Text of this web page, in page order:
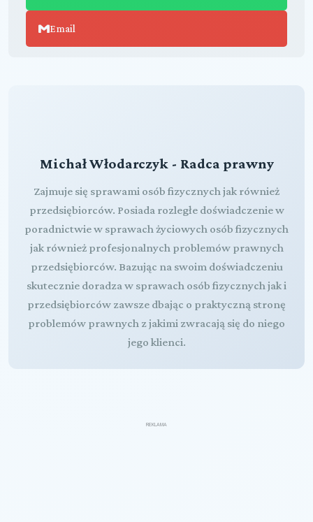
Email
Michał Włodarczyk - Radca prawny
Zajmuje się sprawami osób fizycznych jak również
przedsiębiorców. Posiada rozległe doświadczenie w
poradnictwie w sprawach życiowych osób fizycznych
jak również profesjonalnych problemów prawnych
przedsiębiorców. Bazując na swoim doświadczeniu
skutecznie doradza w sprawach osób fizycznych jak i
przedsiębiorców zawsze dbając o praktyczną stronę
problemów prawnych z jakimi zwracają się do niego
jego klienci.
REKLAMA